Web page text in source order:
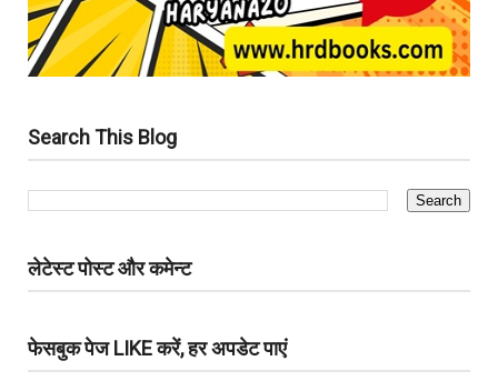
Search This Blog
लेटेस्ट पोस्ट और कमेन्ट
फेसबुक पेज LIKE करें, हर अपडेट पाएं